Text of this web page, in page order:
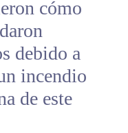
cómo
debido a
incendio
de este